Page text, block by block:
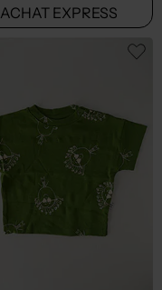
ACHAT EXPRESS